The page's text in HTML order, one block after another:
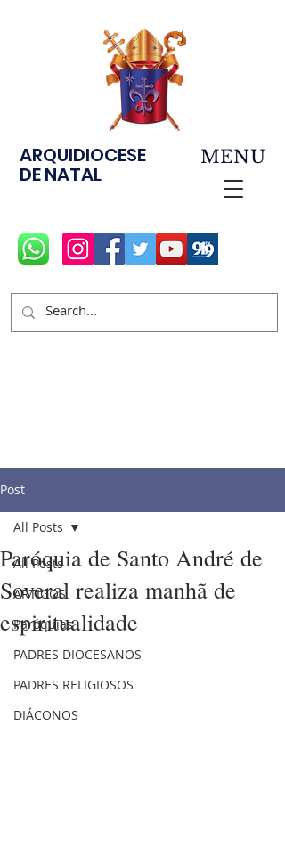
ARQUIDIOCESE
DE NATAL
MENU
Post
All Posts
ARTIGOS
Paróquias
PADRES DIOCESANOS
PADRES RELIGIOSOS
DIÁCONOS
All Posts
Paróquia de Santo André de
Soveral realiza manhã de
espiritualidade